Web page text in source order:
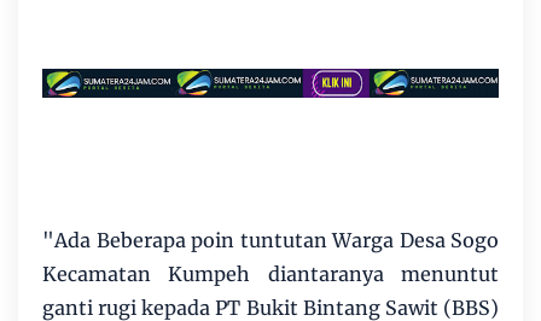
"Ada Beberapa poin tuntutan Warga Desa Sogo
Kecamatan Kumpeh diantaranya menuntut
ganti rugi kepada PT Bukit Bintang Sawit (BBS)